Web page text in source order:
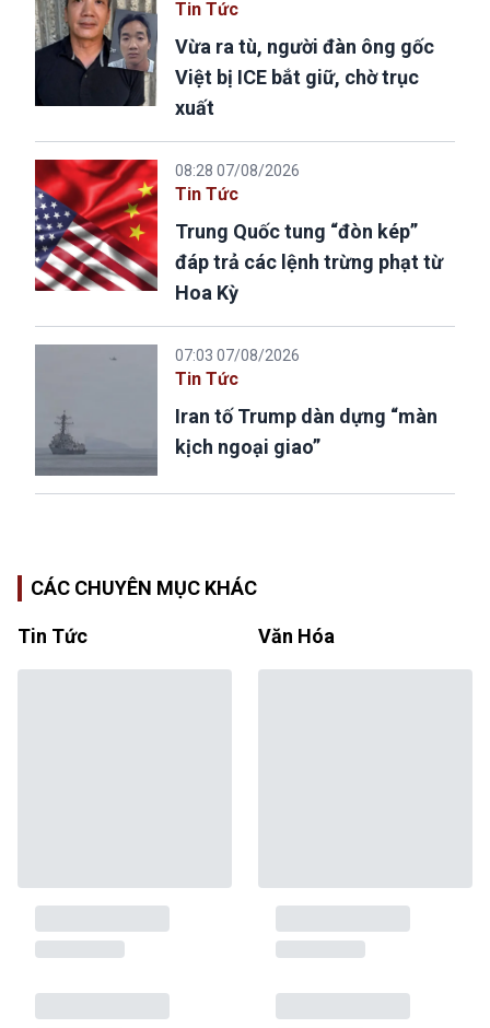
Tin Tức
Vừa ra tù, người đàn ông gốc
Việt bị ICE bắt giữ, chờ trục
xuất
08:28 07/08/2026
Tin Tức
Trung Quốc tung “đòn kép”
đáp trả các lệnh trừng phạt từ
Hoa Kỳ
07:03 07/08/2026
Tin Tức
Iran tố Trump dàn dựng “màn
kịch ngoại giao”
CÁC CHUYÊN MỤC KHÁC
Tin Tức Văn Hóa